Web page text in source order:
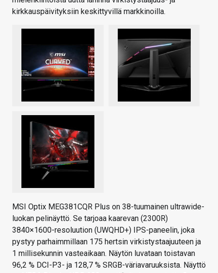
kirkkauspäivityksiin keskittyvillä markkinoilla.
MSI Optix MEG381CQR Plus on 38-tuumainen ultrawide-
luokan pelinäyttö. Se tarjoaa kaarevan (2300R)
3840×1600-resoluution (UWQHD+) IPS-paneelin, joka
pystyy parhaimmillaan 175 hertsin virkistystaajuuteen ja
1 millisekunnin vasteaikaan. Näytön luvataan toistavan
96,2 % DCI-P3- ja 128,7 % SRGB-väriavaruuksista. Näyttö